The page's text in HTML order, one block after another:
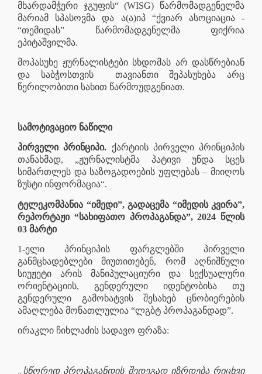
მხარდამჭერი ჯგუფის“ (WISG) წარმომადგენელმა
მარიამ სპასოვმა და ა(ა)იპ “ქვიარ ასოციაცია -
“თემიდას” წარმომადგენელმა ფიქრია
ეპიტაშვილმა.
მოპასუხე ჟურნალისტები სხდომას არ დასწრებიან
და საბჭოსთვის
თავიანთი შეპასუხება არც
წერილობითი სახით წარმოუდგენიათ.
სამოტივაციო ნაწილი
პირველი პრინციპი. ქარტიის პირველი პრინციპის
თანახმად, „ჟურნალისტმა პატივი უნდა სცეს
სიმართლეს და საზოგადოების უფლებას – მიიღოს
ზუსტი ინფორმაცია“.
ტელეკომპანია “იმედი”, გადაცემა “იმედის კვირა”,
რეპორტაჟი “სახიფათო პროპაგანდა”, 2024 წლის
03 მარტი
1-ელი პრინციპის ფარგლებში პირველი
განმცხადებლები მიუთითებენ, რომ აღნიშნული
სიუჟეტი არის მანიპულაციური და სექსუალური
ორიენტაციის, გენდერული იდენტობისა თუ
გენდერული გამოხატვის შესახებ ცნობიერების
ამაღლება მონათლულია “ლგბტ პროპაგანდად”.
ირაკლი ჩიხლაძის სადავო ფრაზა:
„სწორედ პროპაგანდის შედეგად იზრდება რიცხვი